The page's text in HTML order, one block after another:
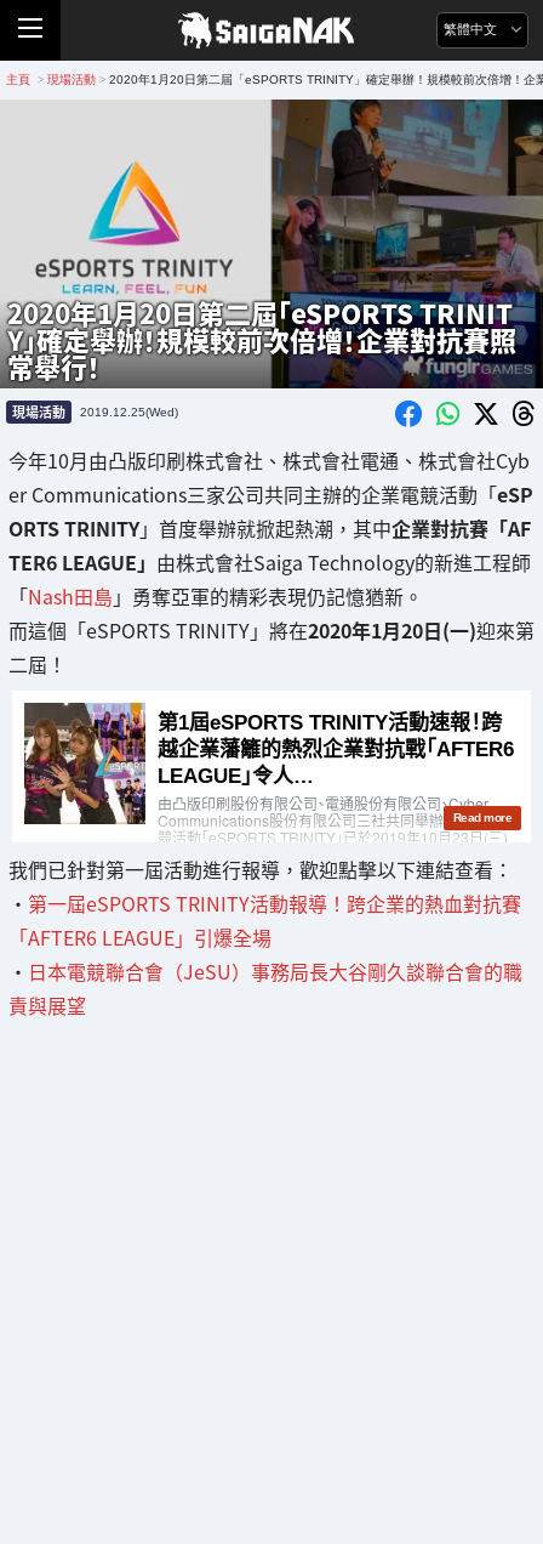
繁體中文
主頁 > 現場活動 > 2020年1月20日第二屆「eSPORTS TRINITY」確定舉辦！規模較前次倍增！企
2020年1月20日第二屆「eSPORTS TRINIT
Y」確定舉辦！規模較前次倍增！企業對抗賽照
常舉行！
現場活動 2019.12.25(Wed)
今年10月由凸版印刷株式會社、株式會社電通、株式會社Cyb
er Communications三家公司共同主辦的企業電競活動「eSP
ORTS TRINITY」首度舉辦就掀起熱潮，其中企業對抗賽「AF
TER6 LEAGUE」 由株式會社Saiga Technology的新進工程師
「Nash田島 」勇奪亞軍的精彩表現仍記憶猶新。
而這個「eSPORTS TRINITY」將在2020年1月20日(一)迎來第
二屆！
我們已針對第一屆活動進行報導，歡迎點擊以下連結查看：
・ 第一屆eSPORTS TRINITY活動報導！跨企業的熱血對抗賽
「AFTER6 LEAGUE」引爆全場
・ 日本電競聯合會（JeSU）事務局長大谷剛久談聯合會的職
責與展望